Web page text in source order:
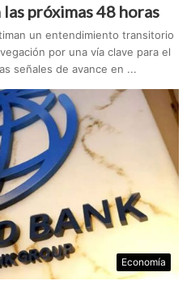
próximas 48 horas
un entendimiento transitorio
por una vía clave para el
señales de avance en ...
Economía